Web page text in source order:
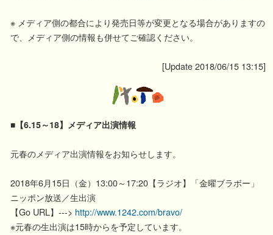
※ メディア側の都合により発売日等が変更となる場合がありますの
で、メディア側の情報も併せてご確認ください。
[Update 2018/06/15 13:15]
■【6.15～18】メディア出演情報
元春のメディア出演情報をお知らせします。
2018年6月15日（金）13:00～17:20【ラジオ】「金曜ブラボー」
ニッポン放送／生出演
【Go URL】---> http://www.1242.com/bravo/
※元春の生出演は15時からを予定しています。